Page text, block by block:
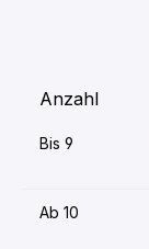
Anzahl
Bis 9
Ab 10